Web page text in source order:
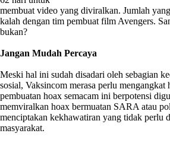
membuat video yang diviralkan. Jumlah
kalah dengan tim pembuat film Avengers.
bukan?
Jangan Mudah Percaya
Meski hal ini sudah disadari oleh sebagian
sosial, Vaksincom merasa perlu
pembuatan hoax semacam ini berpotensi
memviralkan hoax bermuatan SARA atau
menciptakan kekhawatiran yang tidak perlu
masyarakat.